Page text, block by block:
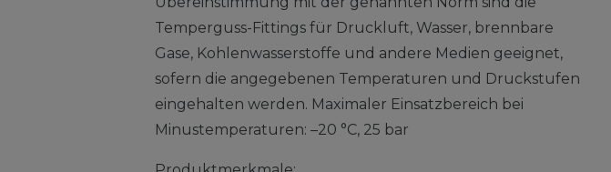
Temperguss-Fittings für Druckluft, Wasser, brennbare
Gase, Kohlenwasserstoffe und andere Medien geeignet,
sofern die angegebenen Temperaturen und Druckstufen
eingehalten werden. Maximaler Einsatzbereich bei
Minustemperaturen: –20 °C, 25 bar